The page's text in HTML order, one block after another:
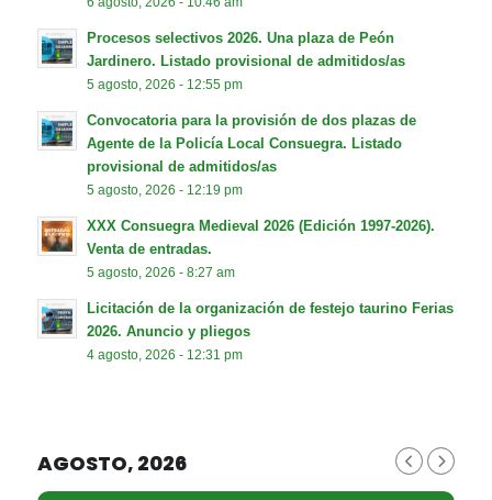
Procesos selectivos 2026. Una plaza de Peón
Jardinero. Listado provisional de admitidos/as
5 agosto, 2026 - 12:55 pm
Convocatoria para la provisión de dos plazas de
Agente de la Policía Local Consuegra. Listado
provisional de admitidos/as
5 agosto, 2026 - 12:19 pm
XXX Consuegra Medieval 2026 (Edición 1997-2026).
Venta de entradas.
5 agosto, 2026 - 8:27 am
Licitación de la organización de festejo taurino Ferias
2026. Anuncio y pliegos
4 agosto, 2026 - 12:31 pm
AGOSTO, 2026